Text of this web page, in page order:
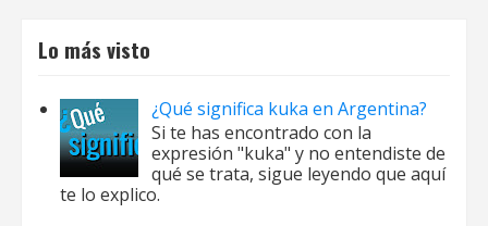
Lo más visto
¿Qué significa kuka en Argentina?
Si te has encontrado con la
expresión "kuka" y no entendiste de
qué se trata, sigue leyendo que aquí
te lo explico.